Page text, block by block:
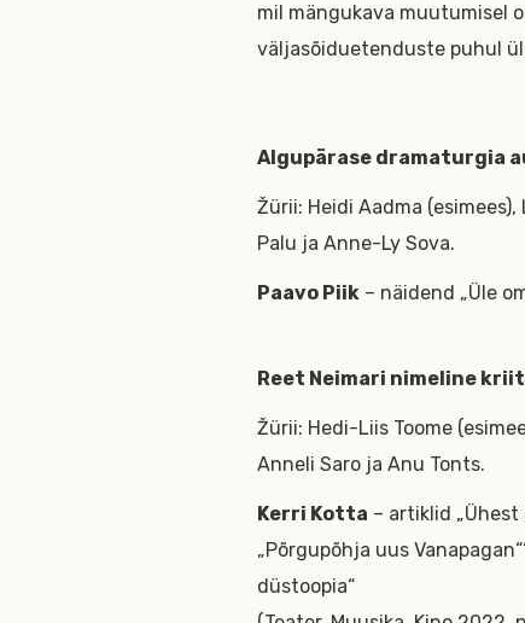
mil mängukava muutumisel
väljasõiduetenduste puhul
Algupärase dramaturgia
Žürii: Heidi Aadma
Palu ja Anne-Ly Sova.
Paavo Piik– näidend „Üle
Reet Neimari nimeline
Žürii: Hedi-Liis Toome
Anneli Saro ja Anu Tonts.
Kerri Kotta – artiklid
„Põrgupõhja uus
düstoopia“